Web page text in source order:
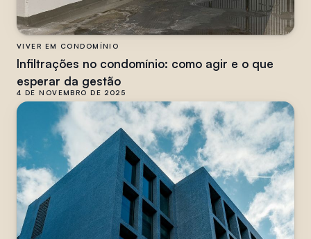
VIVER EM CONDOMÍNIO
Infiltrações no condomínio: como agir e o que
esperar da gestão
4 DE NOVEMBRO DE 2025